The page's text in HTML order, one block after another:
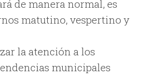
de manera normal, es
matutino, vespertino y
la atención a los
municipales